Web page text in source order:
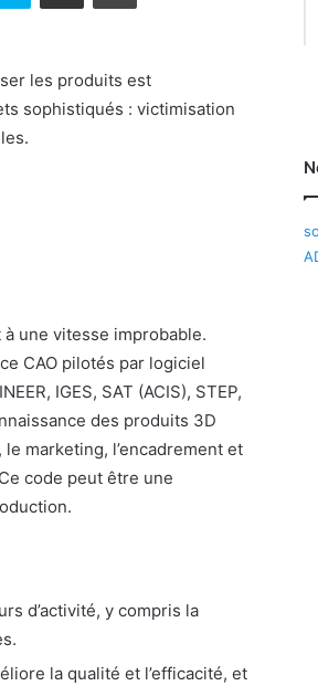
les produits est
sophistiqués : victimisation
une vitesse improbable.
CAO pilotés par logiciel
IGES, SAT (ACIS), STEP,
des produits 3D
marketing, l’encadrement et
code peut être une
d’activité, y compris la
la qualité et l’efficacité, et